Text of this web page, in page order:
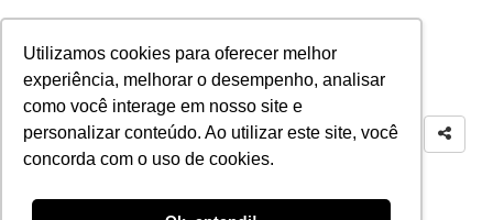
Utilizamos cookies para oferecer melhor
experiência, melhorar o desempenho, analisar
como você interage em nosso site e
personalizar conteúdo. Ao utilizar este site, você
concorda com o uso de cookies.